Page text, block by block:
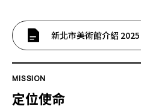
新北市美術館介紹 2025
MISSION
定位使命